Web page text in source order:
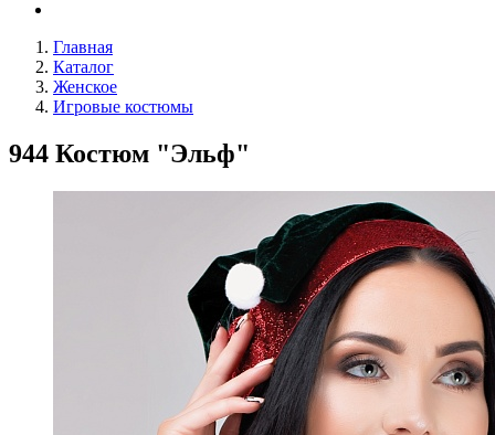
Главная
Каталог
Женское
Игровые костюмы
944 Костюм "Эльф"